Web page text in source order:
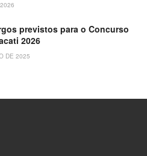
previstos para o Concurso
2026
DE 2025